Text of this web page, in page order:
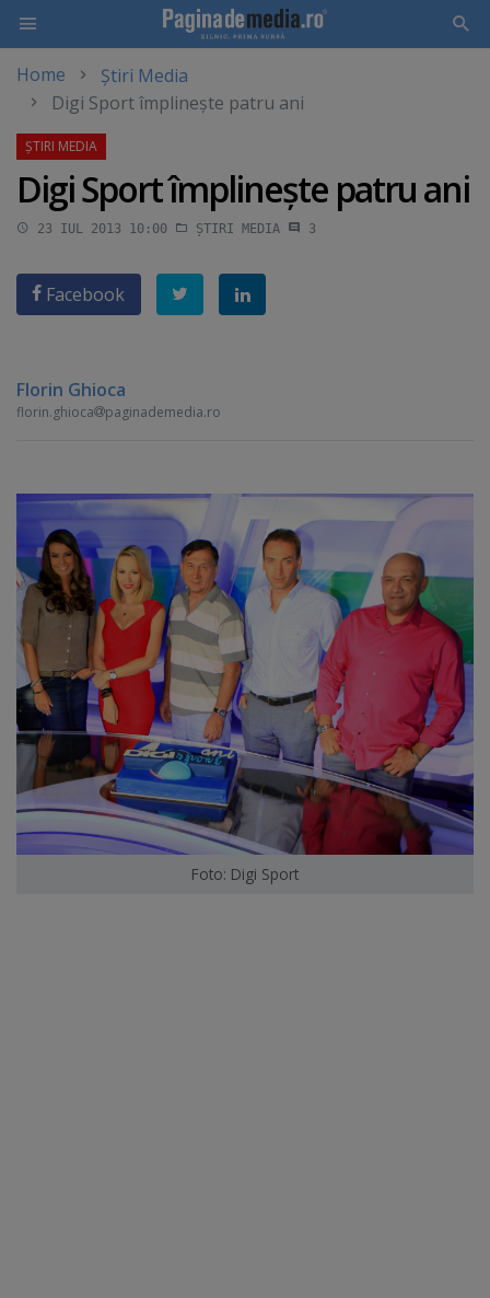
main
content
Home
Știri Media
Digi Sport împlineşte patru ani
Digi Sport împlineşte patru ani
23 IUL 2013 10:00 ȘTIRI MEDIA 3
Facebook
Florin Ghioca
florin.ghioca paginademedia.ro
Foto: Digi Sport